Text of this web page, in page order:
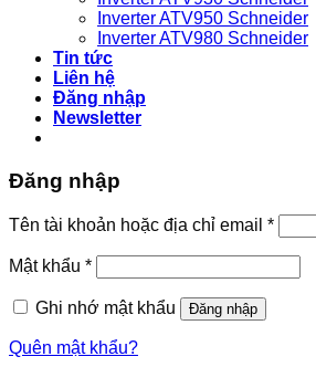
Inverter ATV950 Schneider
Inverter ATV980 Schneider
Tin tức
Liên hệ
Đăng nhập
Newsletter
Đăng nhập
Tên tài khoản hoặc địa chỉ email *Bắt
buộc
Mật khẩu *Bắt
buộc
Ghi nhớ mật khẩu
Đăng nhập
Quên mật khẩu?